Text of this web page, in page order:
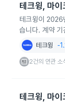
테크윙, 마이
테크윙이 2026
습니다. 계약
테크윙 -
2건의 연관 소
테크윙, 마이